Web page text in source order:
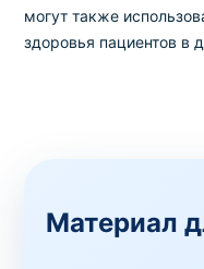
могут также
здоровья пациентов в
Материал